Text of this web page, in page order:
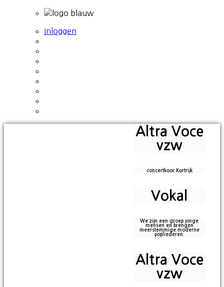
Inloggen
Altra Voce
vzw
concertkoor Kortrijk
Vokal
We zijn een groep jonge
mensen en brengen
meerstemmige moderne
popliederen.
Altra Voce
vzw